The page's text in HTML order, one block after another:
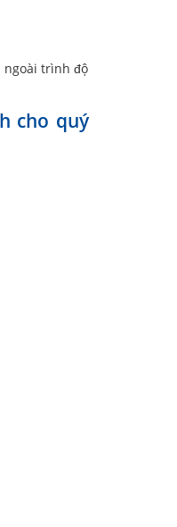
ngoài trình độ
cho quý